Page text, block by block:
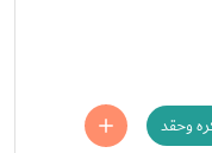
وحقد